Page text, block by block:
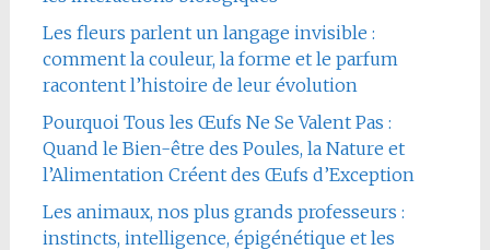
Les fleurs parlent un langage invisible :
comment la couleur, la forme et le parfum
racontent l’histoire de leur évolution
Pourquoi Tous les Œufs Ne Se Valent Pas :
Quand le Bien-être des Poules, la Nature et
l’Alimentation Créent des Œufs d’Exception
Les animaux, nos plus grands professeurs :
instincts, intelligence, épigénétique et les